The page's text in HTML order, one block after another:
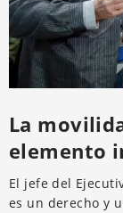
La
elemento
El jefe del
es un derecho y